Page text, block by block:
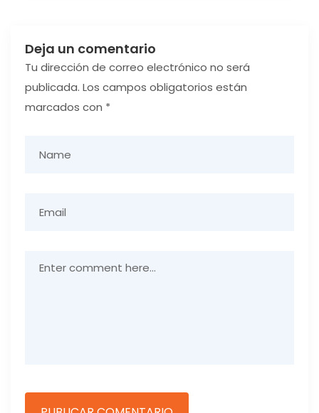
Deja un comentario
Tu dirección de correo electrónico no será
publicada. Los campos obligatorios están
marcados con *